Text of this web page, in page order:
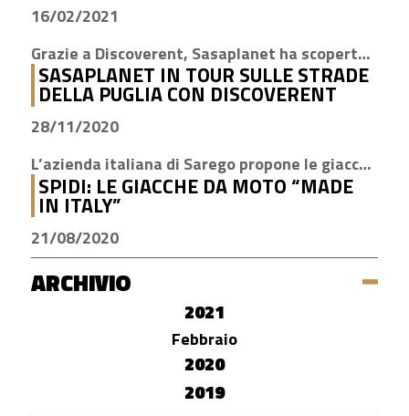
16/02/2021
Grazie a Discoverent, Sasaplanet ha scoperto la magia della nostra amata regione
SASAPLANET IN TOUR SULLE STRADE
DELLA PUGLIA CON DISCOVERENT
28/11/2020
L’azienda italiana di Sarego propone le giacche con la tecnologia H2Out, impermeabile, antivento e traspirante
SPIDI: LE GIACCHE DA MOTO “MADE
IN ITALY”
21/08/2020
ARCHIVIO
2021
Febbraio
2020
2019